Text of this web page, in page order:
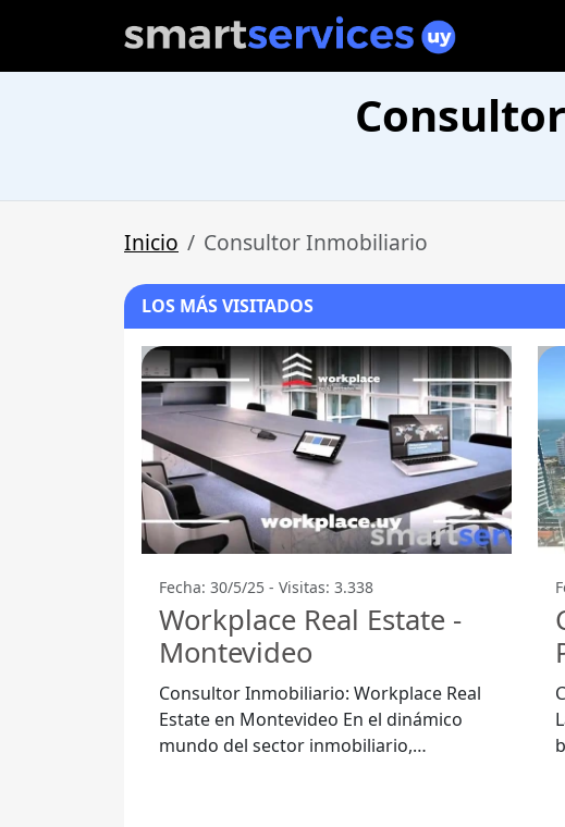
Inicio Consultor Inmobiliario
LOS MÁS VISITADOS
Fecha: 30/5/25 - Visitas: 3.338
Workplace Real Estate -
Montevideo
Consultor Inmobiliario: Workplace Real
Estate en Montevideo En el dinámico
mundo del sector inmobiliario,